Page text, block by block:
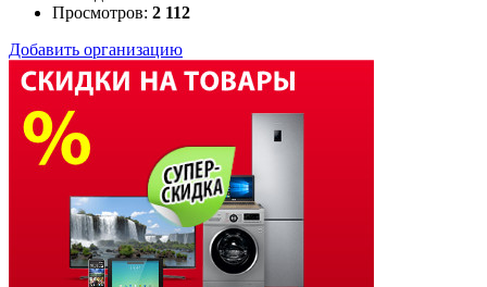
Просмотров: 2 112
Добавить организацию